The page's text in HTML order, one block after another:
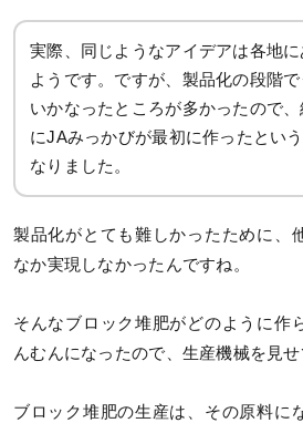
実際、同じようなアイデアは各地に
ようです。ですが、製品化の段階で
いかなったところが多かったので
にJAみっかびが最初に作ったとい
なりました。
製品化がとても難しかったために、
なか実現しなかったんですね。
そんなブロック堆肥がどのように作
んむんになったので、生産機械を見せ
ブロック堆肥の生産は、その原料に